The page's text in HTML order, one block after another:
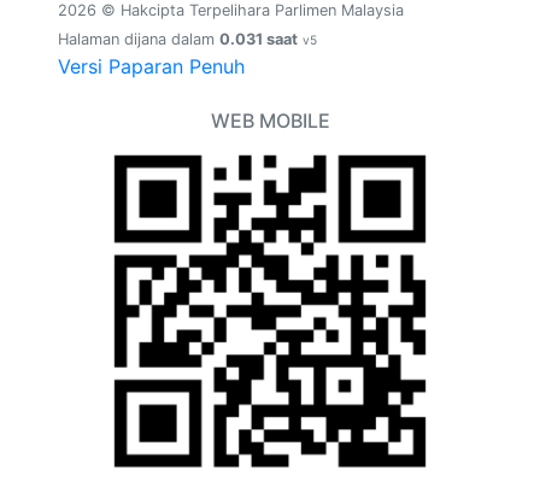
2026 © Hakcipta Terpelihara Parlimen Malaysia
Halaman dijana dalam 0.031 saat v5
Versi Paparan Penuh
WEB MOBILE